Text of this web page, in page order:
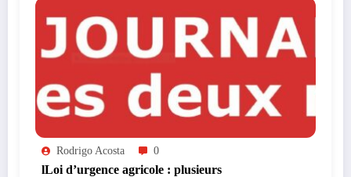
Rodrigo Acosta 0
lLoi d’urgence agricole : plusieurs